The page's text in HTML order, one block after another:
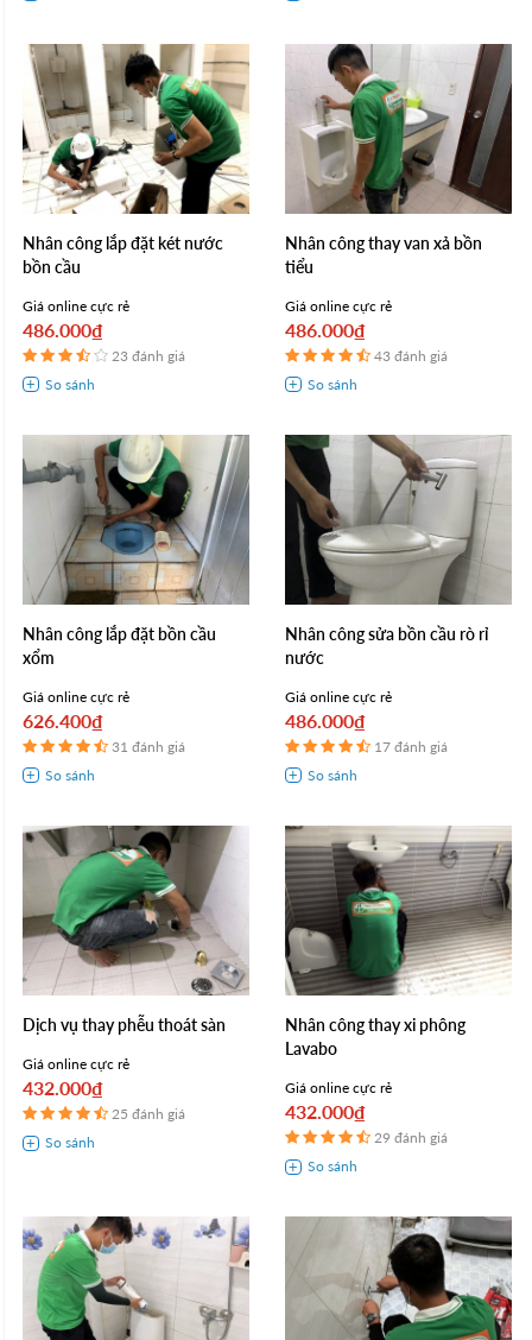
Nhân công lắp đặt két nước
bồn cầu
Giá online cực rẻ
486.000₫
23 đánh giá
Nhân công thay van xả bồn
tiểu
Giá online cực rẻ
486.000₫
43 đánh giá
Nhân công lắp đặt bồn cầu
xổm
Giá online cực rẻ
626.400₫
31 đánh giá
Nhân công sửa bồn cầu rò rỉ
nước
Giá online cực rẻ
486.000₫
17 đánh giá
Dịch vụ thay phễu thoát sàn
Giá online cực rẻ
432.000₫
25 đánh giá
Nhân công thay xi phông
Lavabo
Giá online cực rẻ
432.000₫
29 đánh giá